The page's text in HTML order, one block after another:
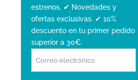
estrenos. ✔ Novedades y
ofertas exclusivas. ✔ 10%
descuento en tu primer pedido
superior a 30€.